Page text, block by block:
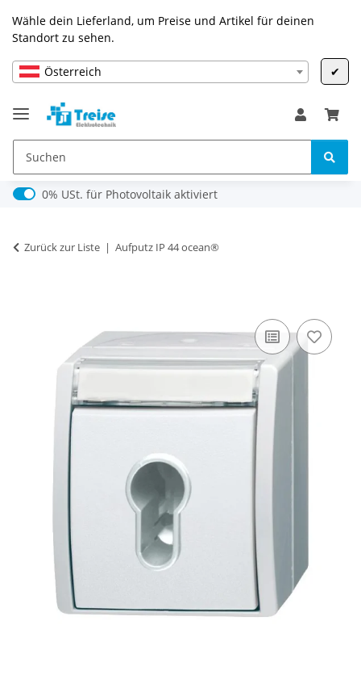
Wähle dein Lieferland, um Preise und Artikel für deinen
Standort zu sehen.
Österreich ✔
0% USt. für Photovoltaik (§ 12 Abs. 3 UStG)
0% USt. für Photovoltaik aktiviert
Zurück zur Liste Aufputz IP 44 ocean®